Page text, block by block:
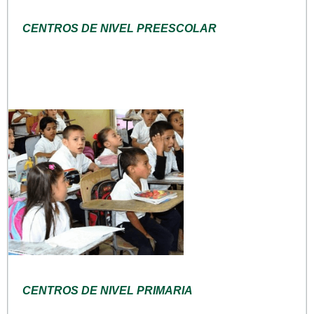
CENTROS DE NIVEL PREESCOLAR
CENTROS DE NIVEL PRIMARIA